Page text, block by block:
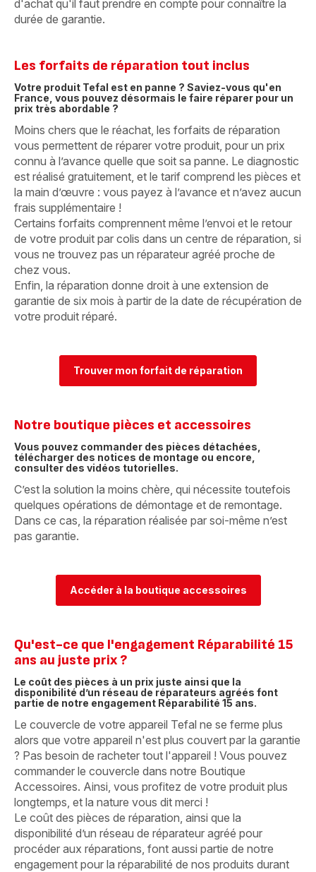
d'achat qu'il faut prendre en compte pour connaître la
durée de garantie.
Les forfaits de réparation tout inclus
Votre produit Tefal est en panne ? Saviez-vous qu'en
France, vous pouvez désormais le faire réparer pour un
prix très abordable ?
Moins chers que le réachat, les forfaits de réparation
vous permettent de réparer votre produit, pour un prix
connu à l’avance quelle que soit sa panne. Le diagnostic
est réalisé gratuitement, et le tarif comprend les pièces et
la main d’œuvre : vous payez à l’avance et n’avez aucun
frais supplémentaire !
Certains forfaits comprennent même l’envoi et le retour
de votre produit par colis dans un centre de réparation, si
vous ne trouvez pas un réparateur agréé proche de
chez vous.
Enfin, la réparation donne droit à une extension de
garantie de six mois à partir de la date de récupération de
votre produit réparé.
Trouver mon forfait de réparation
Notre boutique pièces et accessoires
Vous pouvez commander des pièces détachées,
télécharger des notices de montage ou encore,
consulter des vidéos tutorielles.
C’est la solution la moins chère, qui nécessite toutefois
quelques opérations de démontage et de remontage.
Dans ce cas, la réparation réalisée par soi-même n’est
pas garantie.
Accéder à la boutique accessoires
Qu'est-ce que l'engagement Réparabilité 15
ans au juste prix ?
Le coût des pièces à un prix juste ainsi que la
disponibilité d’un réseau de réparateurs agréés font
partie de notre engagement Réparabilité 15 ans.
Le couvercle de votre appareil Tefal ne se ferme plus
alors que votre appareil n'est plus couvert par la garantie
? Pas besoin de racheter tout l'appareil ! Vous pouvez
commander le couvercle dans notre Boutique
Accessoires. Ainsi, vous profitez de votre produit plus
longtemps, et la nature vous dit merci !
Le coût des pièces de réparation, ainsi que la
disponibilité d’un réseau de réparateur agréé pour
procéder aux réparations, font aussi partie de notre
engagement pour la réparabilité de nos produits durant